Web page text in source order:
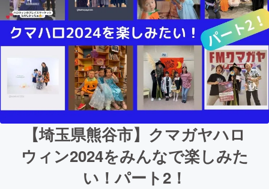
【埼玉県熊谷市】クマガヤハロ
ウィン2024をみんなで楽しみた
い！パート2！